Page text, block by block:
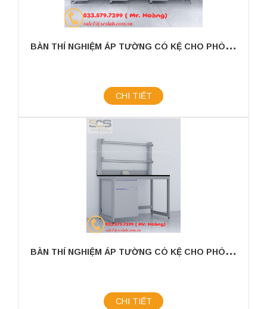
B
ÀN THÍ NGHIỆM ÁP TƯỜNG CÓ KỆ CHO PHÒNG THÍ NGHIỆM KÍCH THƯỚC 3600MM
CHI TIẾT
B
ÀN THÍ NGHIỆM ÁP TƯỜNG CÓ KỆ CHO PHÒNG THÍ NGHIỆM KÍCH THƯỚC 1200MM
CHI TIẾT